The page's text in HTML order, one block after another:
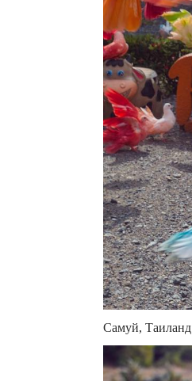
Самуй, Таиланд